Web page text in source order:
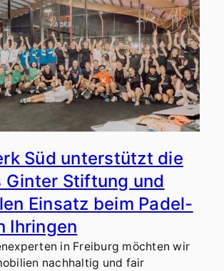
Süd unterstützt die
Ginter Stiftung und
Einsatz beim Padel-
Ihringen
in Freiburg möchten wir
nachhaltig und fair